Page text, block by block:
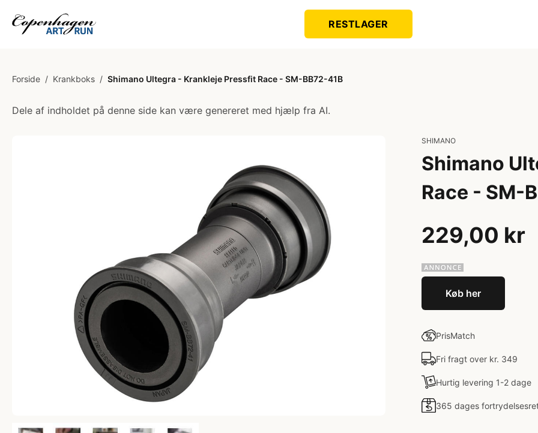
RESTLAGER
Forside / Krankboks / Shimano Ultegra - Krankleje Pressfit Race - SM-BB72-41B
Dele af indholdet på denne side kan være genereret med hjælp fra AI.
SHIMANO
Shimano
Race - SM-
229,00 kr
Køb her
PrisMatch
Fri fragt over kr. 349
Hurtig levering 1-2 dage
365 dages